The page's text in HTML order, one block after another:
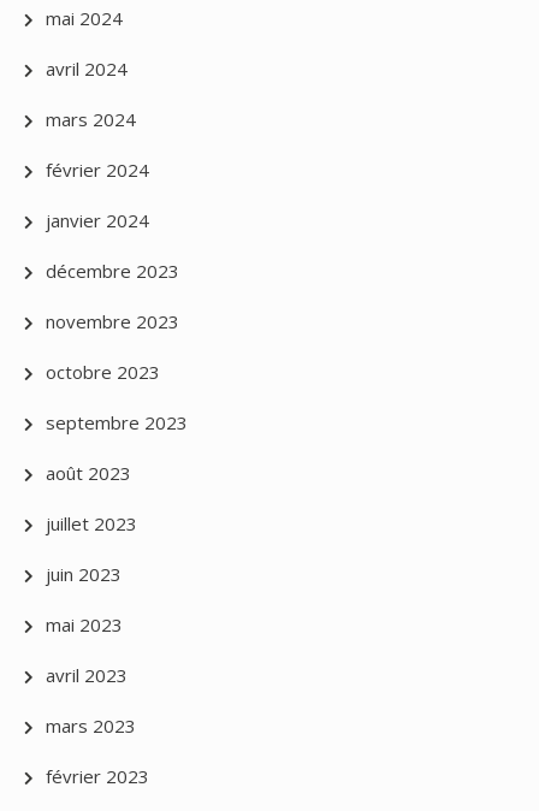
mai 2024
avril 2024
mars 2024
février 2024
janvier 2024
décembre 2023
novembre 2023
octobre 2023
septembre 2023
août 2023
juillet 2023
juin 2023
mai 2023
avril 2023
mars 2023
février 2023